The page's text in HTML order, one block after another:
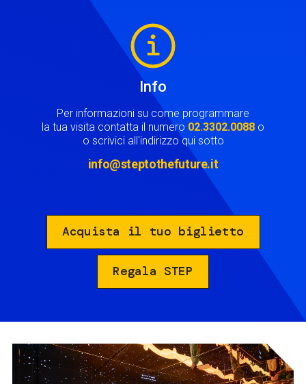
Info
Per informazioni su come programmare
la tua visita contatta il numero 02.3302.0088 o
o scrivici all'indirizzo qui sotto
info@steptothefuture.it
Acquista il tuo biglietto
Regala STEP